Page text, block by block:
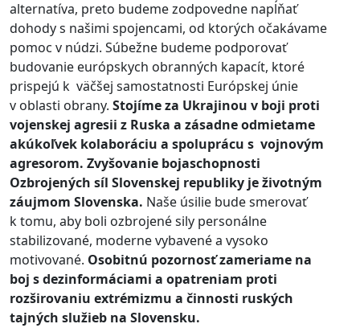
alternatíva, preto budeme zodpovedne napĺňať
dohody s našimi spojencami, od ktorých očakávame
pomoc v núdzi. Súbežne budeme podporovať
budovanie európskych obranných kapacít, ktoré
prispejú k väčšej samostatnosti Európskej únie
v oblasti obrany. Stojíme za Ukrajinou v boji proti
vojenskej agresii z Ruska a zásadne odmietame
akúkoľvek kolaboráciu a spoluprácu s vojnovým
agresorom. Zvyšovanie bojaschopnosti
Ozbrojených síl Slovenskej republiky je životným
záujmom Slovenska. Naše úsilie bude smerovať
k tomu, aby boli ozbrojené sily personálne
stabilizované, moderne vybavené a vysoko
motivované. Osobitnú pozornosť zameriame na
boj s dezinformáciami a opatreniam proti
rozširovaniu extrémizmu a činnosti ruských
tajných služieb na Slovensku.